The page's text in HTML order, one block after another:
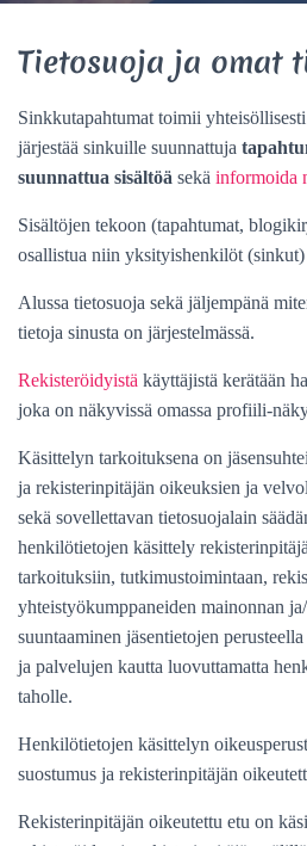
Tietosuoja ja omat
Sinkkutapahtumat toimii
järjestää sinkuille suunnattuja
suunnattua sisältöä sekä informoida
Sisältöjen tekoon (tapahtumat,
osallistua niin yksityishenkilöt
Alussa tietosuoja sekä jäljempänä
tietoja sinusta on järjestelmässä.
Rekisteröidyistä käyttäjistä kerätään
joka on näkyvissä omassa profiili-
Käsittelyn tarkoituksena on
ja rekisterinpitäjän oikeuksien ja
sekä sovellettavan tietosuojalain
henkilötietojen käsittely
tarkoituksiin, tutkimustoimintaan,
yhteistyökumppaneiden mainonnan
suuntaaminen jäsentietojen
ja palvelujen kautta luovuttamatta
taholle.
Henkilötietojen käsittelyn
suostumus ja rekisterinpitäjän
Rekisterinpitäjän oikeutettu etu on